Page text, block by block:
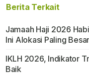
Berita Terkait
Jamaah Haji 2026
Ini Alokasi Paling Besar
IKLH 2026, Indikator
Baik